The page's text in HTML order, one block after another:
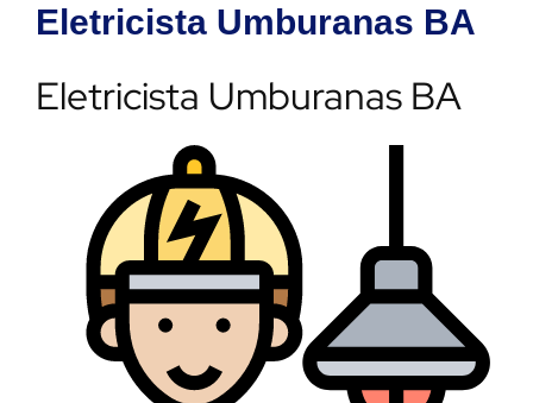
Eletricista Umburanas BA
Eletricista Umburanas BA